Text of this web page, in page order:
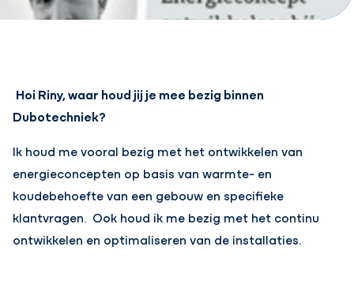
Hoi Riny, waar houd jij je mee bezig binnen
Dubotechniek?
Ik houd me vooral bezig met het ontwikkelen van
energieconcepten op basis van warmte- en
koudebehoefte van een gebouw en specifieke
klantvragen. Ook houd ik me bezig met het continu
ontwikkelen en optimaliseren van de installaties.